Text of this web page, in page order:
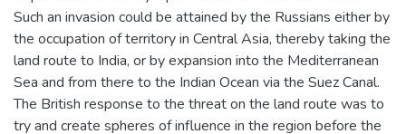
Such an invasion could be attained by the Russians either by
the occupation of territory in Central Asia, thereby taking the
land route to India, or by expansion into the Mediterranean
Sea and from there to the Indian Ocean via the Suez Canal.
The British response to the threat on the land route was to
try and create spheres of influence in the region before the